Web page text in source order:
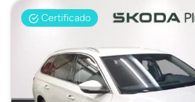
Certificado